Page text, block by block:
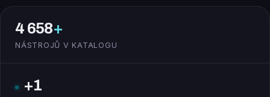
4 658+
NÁSTROJŮ V KATALOGU
+1